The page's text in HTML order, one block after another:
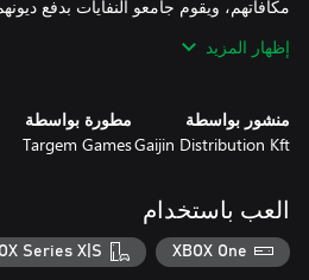
اشتهرت هذه السيارة المُدرّعة الفريدة
كما يتيح شراء الحزمة إمكانية الوصول
إظهار المزيد
منشور بواسطة
Gaijin Distribution Kft
مطورة بواسطة
Targem Games
العب باستخدام
XBOX One
Series X|S